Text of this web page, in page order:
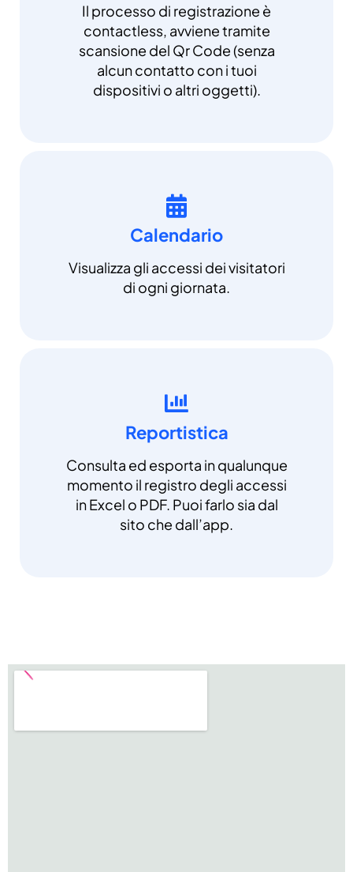
Il processo di registrazione è
contactless, avviene tramite
scansione del Qr Code (senza
alcun contatto con i tuoi
dispositivi o altri oggetti).
Calendario
Visualizza gli accessi dei visitatori
di ogni giornata.
Reportistica
Consulta ed esporta in qualunque
momento il registro degli accessi
in Excel o PDF. Puoi farlo sia dal
sito che dall’app.